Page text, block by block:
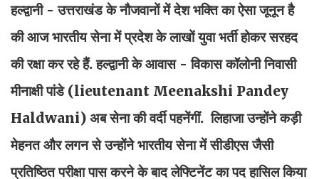
हल्द्वानी - उत्तराखंड के नौजवानों में देश भक्ति का ऐसा जूनून है
की आज भारतीय सेना में प्रदेश के लाखों युवा भर्ती होकर सरहद
की रक्षा कर रहे हैं. हल्द्वानी के आवास - विकास कॉलोनी निवासी
मीनाक्षी पांडे (lieutenant Meenakshi Pandey
Haldwani) अब सेना की वर्दी पहनेंगीं. लिहाजा उन्होंने कड़ी
मेहनत और लगन से उन्होंने भारतीय सेना में सीडीएस जैसी
प्रतिष्ठित परीक्षा पास करने के बाद लेफ्टिनेंट का पद हासिल किया